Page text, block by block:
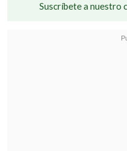
Suscríbete a nuestro